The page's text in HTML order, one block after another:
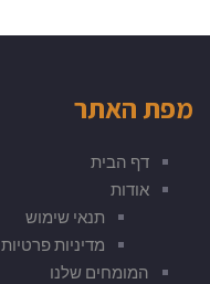
מפת האתר
דף הבית
אודות
תנאי שימוש
מדיניות פרטיות
המומחים שלנו